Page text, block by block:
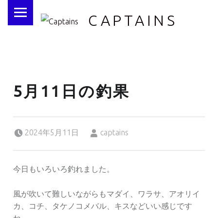
CAPTAINS
5月11日の釣果
2024年5月11日
captains
今日もいろいろ釣れました。
風が吹いて難しいながらもマダイ、ワラサ、アオリイ
カ、コチ、タケノコメバル、キスなどいい感じです